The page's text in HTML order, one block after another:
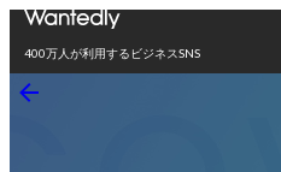
400万人が利用するビジネスSNS